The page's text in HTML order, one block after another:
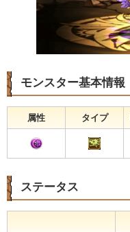
モンスター基本情報
属性 タイプ
ステータス